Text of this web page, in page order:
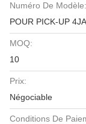
Numéro De Modèle:
POUR PICK-UP
MOQ:
10
Prix:
Négociable
Conditions De